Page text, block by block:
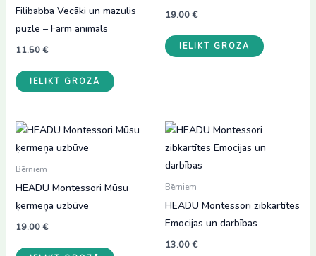
Filibabba Vecāki un mazulis
puzle – Farm animals
11.50€
IELIKT GROZĀ
19.00€
IELIKT GROZĀ
Bērniem
HEADU Montessori Mūsu
ķermeņa uzbūve
19.00€
Bērniem
HEADU Montessori zibkartītes
Emocijas un darbības
13.00€